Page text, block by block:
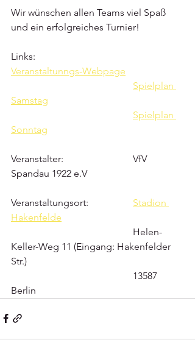
Wir wünschen allen Teams viel Spaß
und ein erfolgreiches Turnier!
Veranstaltunngs-Webpage
Spielplan
Samstag
Spielplan
Sonntag
Veranstalter:			VfV
Spandau 1922 e.V
Stadion
Hakenfelde
Keller-Weg 11 (Eingang: Hakenfelder
Str.)
Berlin